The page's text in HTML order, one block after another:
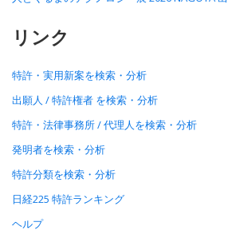
リンク
特許・実用新案を検索・分析
出願人 / 特許権者 を検索・分析
特許・法律事務所 / 代理人を検索・分析
発明者を検索・分析
特許分類を検索・分析
日経225 特許ランキング
ヘルプ